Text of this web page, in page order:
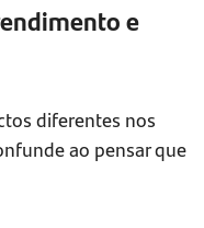
e
diferentes nos
ao pensar que